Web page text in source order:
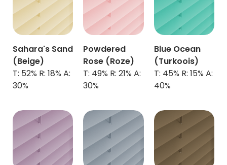
Sahara's Sand
(Beige)
T: 52% R: 18% A:
30%
Powdered
Rose (Roze)
T: 49% R: 21% A:
30%
Blue Ocean
(Turkoois)
T: 45% R: 15% A:
40%